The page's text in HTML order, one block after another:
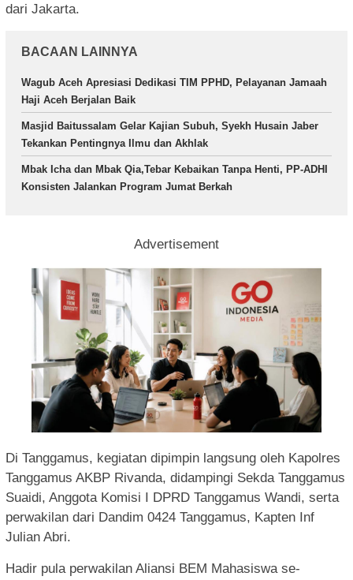
dari Jakarta.
BACAAN LAINNYA
Wagub Aceh Apresiasi Dedikasi TIM PPHD, Pelayanan Jamaah
Haji Aceh Berjalan Baik
Masjid Baitussalam Gelar Kajian Subuh, Syekh Husain Jaber
Tekankan Pentingnya Ilmu dan Akhlak
Mbak Icha dan Mbak Qia,Tebar Kebaikan Tanpa Henti, PP-ADHI
Konsisten Jalankan Program Jumat Berkah
Advertisement
Di Tanggamus, kegiatan dipimpin langsung oleh Kapolres
Tanggamus AKBP Rivanda, didampingi Sekda Tanggamus
Suaidi, Anggota Komisi I DPRD Tanggamus Wandi, serta
perwakilan dari Dandim 0424 Tanggamus, Kapten Inf
Julian Abri.
Hadir pula perwakilan Aliansi BEM Mahasiswa se-